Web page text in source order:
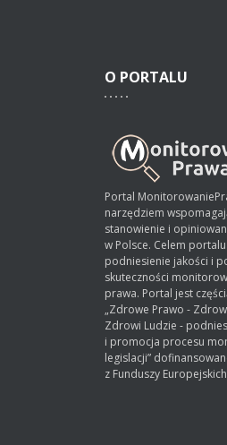
O PORTALU
Portal
narzędziem
stanowienie i
w Polsce. Celem
podniesienie jakości i
skuteczności
prawa. Portal jest
„Zdrowe Prawo -
Zdrowi Ludzie -
i promocja procesu
legislacji”
z Funduszy